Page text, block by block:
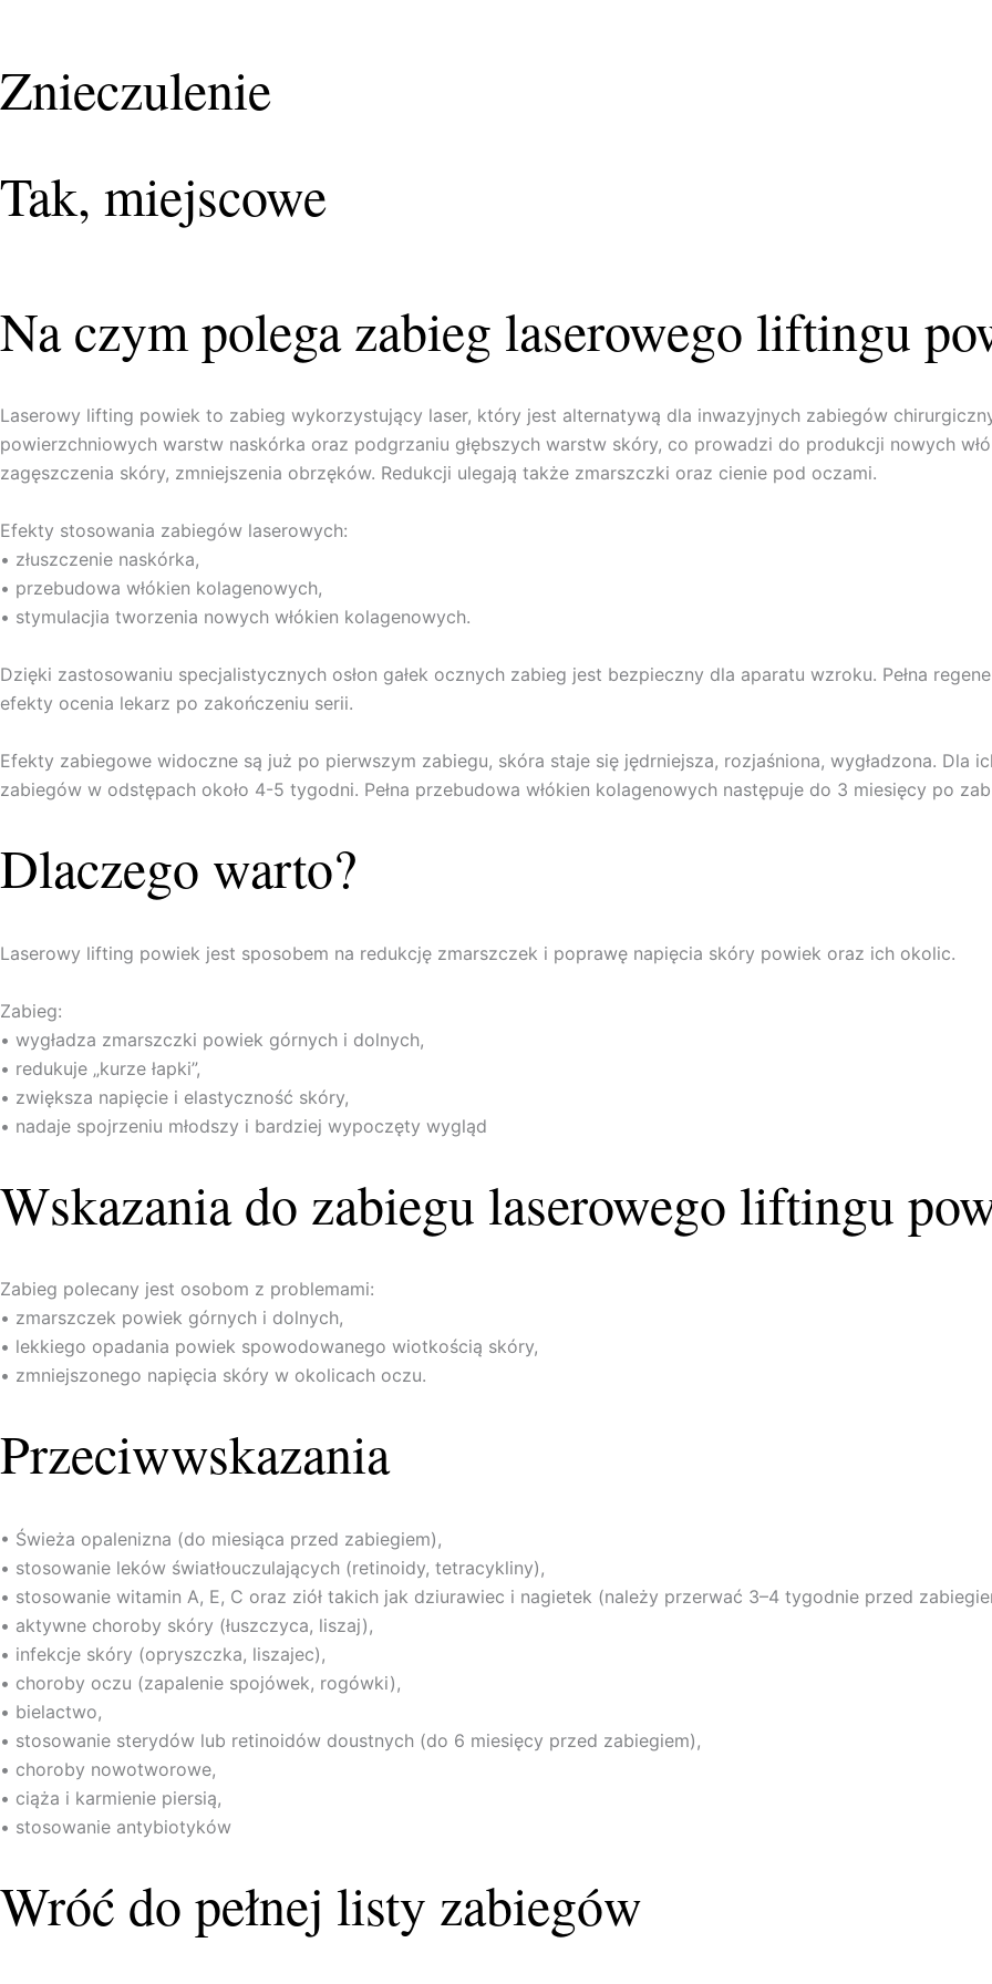
Znieczulenie
Tak, miejscowe
Na czym polega zabieg laserowego liftingu
Laserowy lifting powiek to zabieg wykorzystujący laser, który jest alternatywą dla inwazyjnych zabiegów
powierzchniowych warstw naskórka oraz podgrzaniu głębszych warstw skóry, co prowadzi do produkcji nowych
zagęszczenia skóry, zmniejszenia obrzęków. Redukcji ulegają także zmarszczki oraz cienie pod oczami.
Efekty stosowania zabiegów laserowych:
• złuszczenie naskórka,
• przebudowa włókien kolagenowych,
• stymulacjia tworzenia nowych włókien kolagenowych.
Dzięki zastosowaniu specjalistycznych osłon gałek ocznych zabieg jest bezpieczny dla aparatu wzroku. Pełna
efekty ocenia lekarz po zakończeniu serii.
Efekty zabiegowe widoczne są już po pierwszym zabiegu, skóra staje się jędrniejsza, rozjaśniona, wygładzona. Dla
zabiegów w odstępach około 4-5 tygodni. Pełna przebudowa włókien kolagenowych następuje do 3 miesięcy po
Dlaczego warto?
Laserowy lifting powiek jest sposobem na redukcję zmarszczek i poprawę napięcia skóry powiek oraz ich okolic.
Zabieg:
• wygładza zmarszczki powiek górnych i dolnych,
• redukuje „kurze łapki”,
• zwiększa napięcie i elastyczność skóry,
• nadaje spojrzeniu młodszy i bardziej wypoczęty wygląd
Wskazania do zabiegu laserowego liftingu
Zabieg polecany jest osobom z problemami:
• zmarszczek powiek górnych i dolnych,
• lekkiego opadania powiek spowodowanego wiotkością skóry,
• zmniejszonego napięcia skóry w okolicach oczu.
Przeciwwskazania
• Świeża opalenizna (do miesiąca przed zabiegiem),
• stosowanie leków światłouczulających (retinoidy, tetracykliny),
• stosowanie witamin A, E, C oraz ziół takich jak dziurawiec i nagietek (należy przerwać 3–4 tygodnie przed
• aktywne choroby skóry (łuszczyca, liszaj),
• infekcje skóry (opryszczka, liszajec),
• choroby oczu (zapalenie spojówek, rogówki),
• bielactwo,
• stosowanie sterydów lub retinoidów doustnych (do 6 miesięcy przed zabiegiem),
• choroby nowotworowe,
• ciąża i karmienie piersią,
• stosowanie antybiotyków
Wróć do pełnej listy zabiegów